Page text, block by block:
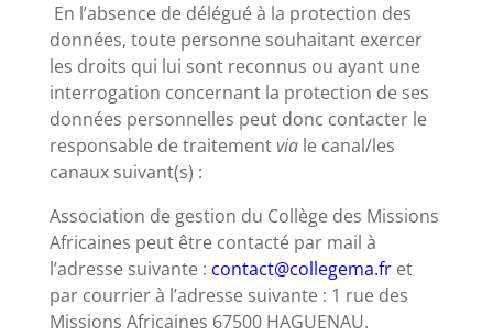
En l’absence de délégué à la protection des
données, toute personne souhaitant exercer
les droits qui lui sont reconnus ou ayant une
interrogation concernant la protection de ses
données personnelles peut donc contacter le
responsable de traitementviale canal/les
canaux suivant(s) :
Association de gestion du Collège des Missions
Africaines peut être contacté par mail à
l’adresse suivante : contact@collegema.fr et
par courrier à l’adresse suivante : 1 rue des
Missions Africaines 67500 HAGUENAU.